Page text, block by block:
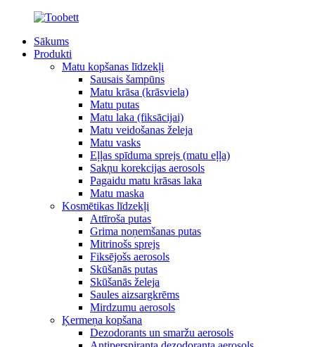
Sākums
Produkti
Matu kopšanas līdzekļi
Sausais šampūns
Matu krāsa (krāsviela)
Matu putas
Matu laka (fiksācijai)
Matu veidošanas želeja
Matu vasks
Eļļas spīduma sprejs (matu eļļa)
Sakņu korekcijas aerosols
Pagaidu matu krāsas laka
Matu maska
Kosmētikas līdzekļi
Attīroša putas
Grima noņemšanas putas
Mitrinošs sprejs
Fiksējošs aerosols
Skūšanās putas
Skūšanās želeja
Saules aizsargkrēms
Mirdzumu aerosols
Ķermeņa kopšana
Dezodorants un smaržu aerosols